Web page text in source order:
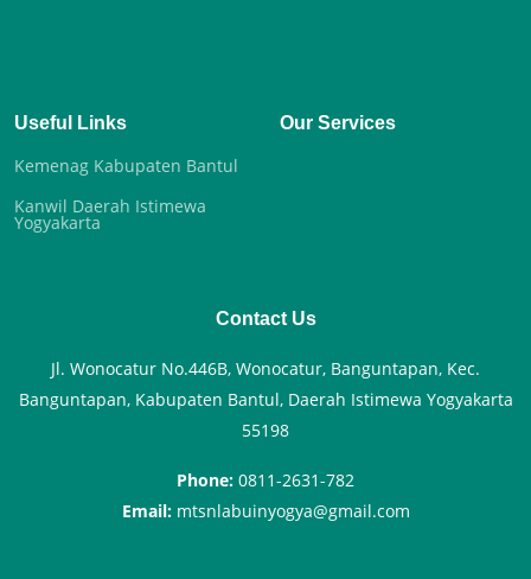
Useful Links
Kemenag Kabupaten Bantul
Kanwil Daerah Istimewa
Yogyakarta
Our Services
Contact Us
Jl. Wonocatur No.446B, Wonocatur, Banguntapan, Kec.
Banguntapan, Kabupaten Bantul, Daerah Istimewa Yogyakarta
55198
Phone: 0811-2631-782
Email: mtsnlabuinyogya@gmail.com